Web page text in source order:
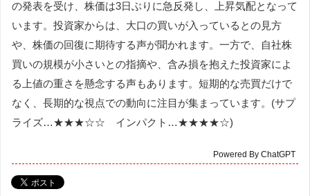
の発表を受け、株価は3日ぶりに急反発し、上昇気配となって
います。投資家からは、大口の買いが入っているとの見方
や、株価の回復に期待する声が聞かれます。一方で、自社株
買いの規模が小さいとの指摘や、含み損を抱えた投資家によ
る上値の重さを懸念する声もあります。短期的な売買だけで
なく、長期的な視点での動向に注目が集まっています。(サプ
ライズ…★★★☆☆ インパクト…★★★★☆)
Powered By ChatGPT